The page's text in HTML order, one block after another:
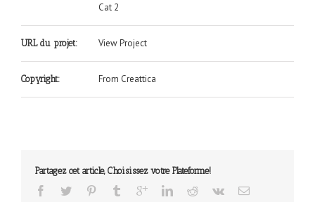
Cat 2
URL du projet: View Project
Copyright: From Creattica
Partagez cet article, Choisissez votre Plateforme!